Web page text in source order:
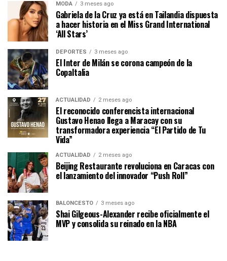
MODA 3 meses ago
Gabriela de la Cruz ya está en Tailandia dispuesta
a hacer historia en el Miss Grand International
‘All Stars’
DEPORTES 3 meses ago
El Inter de Milán se corona campeón de la
CopaItalia
ACTUALIDAD 2 meses ago
El reconocido conferencista internacional
Gustavo Henao llega a Maracay con su
transformadora experiencia “El Partido de Tu
Vida”
ACTUALIDAD 2 meses ago
Beijing Restaurante revoluciona en Caracas con
el lanzamiento del innovador “Push Roll”
BALONCESTO 3 meses ago
Shai Gilgeous-Alexander recibe oficialmente el
MVP y consolida su reinado en la NBA